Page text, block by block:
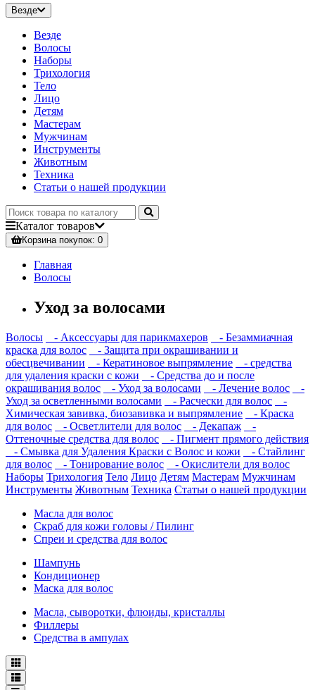
Везде
Везде
Волосы
Наборы
Трихология
Тело
Лицо
Детям
Мастерам
Мужчинам
Инструменты
Животным
Техника
Статьи о нашей продукции
Каталог товаров
Корзинапокупок: 0
Главная
Волосы
Уход за волосами
Волосы - Аксессуары для парикмахеров
- Безаммиачная
краска для волос
- Защита при окрашивании и
обесцвечивании
- Кератиновое выпрямление
- средства
для удаления краски с кожи
- Средства до и после
окрашивания волос
- Уход за волосами - Лечение волос
-
Уход за осветленными волосами
- Расчески для волос
-
Химическая завивка, биозавивка и выпрямление
- Краска
для волос
- Осветлители для волос - Декапаж
-
Оттеночные средства для волос
- Пигмент прямого действия
- Смывка для Удаления Краски с Волос и кожи
- Стайлинг
для волос
- Тонирование волос
- Окислители для волос
Наборы Трихология Тело Лицо Детям Мастерам Мужчинам
Инструменты Животным Техника Статьи о нашей продукции
Масла для волос
Скраб для кожи головы / Пилинг
Спреи и средства для волос
Шампунь
Кондиционер
Маска для волос
Масла, сыворотки, флюиды, кристаллы
Филлеры
Средства в ампулах